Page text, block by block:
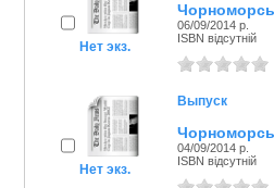
Нет экз.
06/09/2014 р.
ISBN відсутній
Нет экз.
Выпуск
04/09/2014 р.
ISBN відсутній